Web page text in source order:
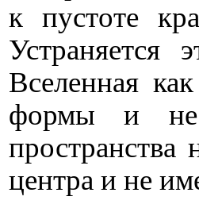
к пустоте
Устраняется
Вселенная
формы и не
пространства
центра и не